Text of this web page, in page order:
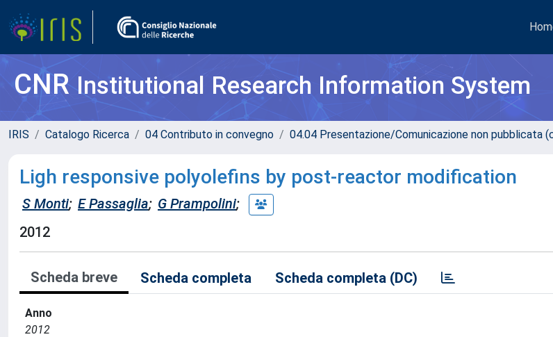
CNRInstitutional Research Information System
IRIS Catalogo Ricerca 04 Contributo in convegno 04.04 Presentazione/Comunicazione non pubblicata
Ligh responsive polyolefins by post-reactor modification
S Monti; E Passaglia; G Prampolini;
2012
Scheda breve Scheda completa Scheda completa (DC)
Anno
2012